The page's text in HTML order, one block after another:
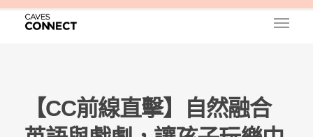
【CC前線直擊】自然融合